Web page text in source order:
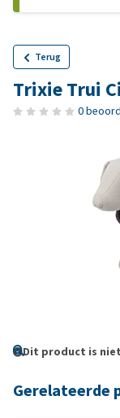
Terug
Trixie Trui
0
Dit product is
Gerelateerde